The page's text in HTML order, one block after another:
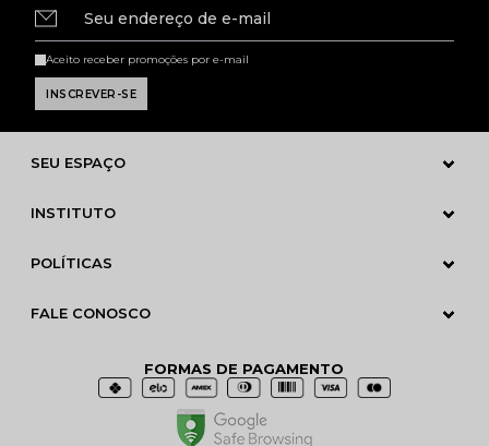
Seu endereço de e-mail
Aceito receber promoções por e-mail
SEU ESPAÇO
INSTITUTO
POLÍTICAS
FALE CONOSCO
FORMAS DE PAGAMENTO